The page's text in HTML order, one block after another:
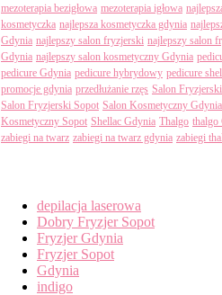
mezoterapia bezigłowa mezoterapia igłowa
kosmetyczka najlepsza kosmetyczka gdynia
Gdynia najlepszy salon fryzjerski najlepszy salon
Gdynia najlepszy salon kosmetyczny Gdynia
pedicure Gdynia pedicure hybrydowy pedicure
promocje gdynia przedłużanie rzęs Salon
Salon Fryzjerski Sopot Salon Kosmetyczny Gdynia
Kosmetyczny Sopot Shellac Gdynia Thalgo thalgo
zabiegi na twarz zabiegi na twarz gdynia zabiegi
depilacja laserowa
Dobry Fryzjer Sopot
Fryzjer Gdynia
Fryzjer Sopot
Gdynia
indigo